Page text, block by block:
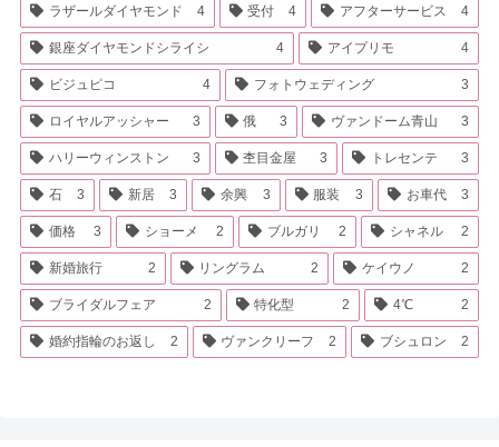
ラザールダイヤモンド 4 受付 4 アフターサービス 4
銀座ダイヤモンドシライシ 4 アイプリモ 4
ビジュピコ 4 フォトウェディング 3
ロイヤルアッシャー 3 俄 3 ヴァンドーム青山 3
ハリーウィンストン 3 杢目金屋 3 トレセンテ 3
石 3 新居 3 余興 3 服装 3 お車代 3
価格 3 ショーメ 2 ブルガリ 2 シャネル 2
新婚旅行 2 リングラム 2 ケイウノ 2
ブライダルフェア 2 特化型 2 4℃ 2
婚約指輪のお返し 2 ヴァンクリーフ 2 ブシュロン 2